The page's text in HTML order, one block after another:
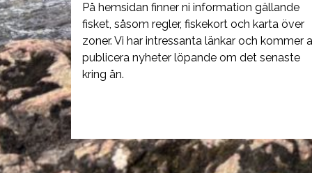
På hemsidan finner ni information gällande
fisket, såsom regler, fiskekort och karta över
zoner. Vi har intressanta länkar och kommer
publicera nyheter löpande om det senaste
kring ån.